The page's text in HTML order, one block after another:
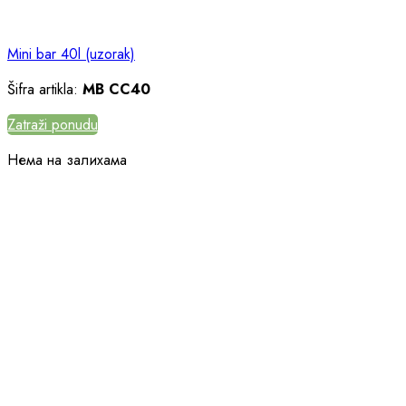
Mini bar 40l (uzorak)
Šifra artikla: MB CC40
Zatraži ponudu
Нема на залихама